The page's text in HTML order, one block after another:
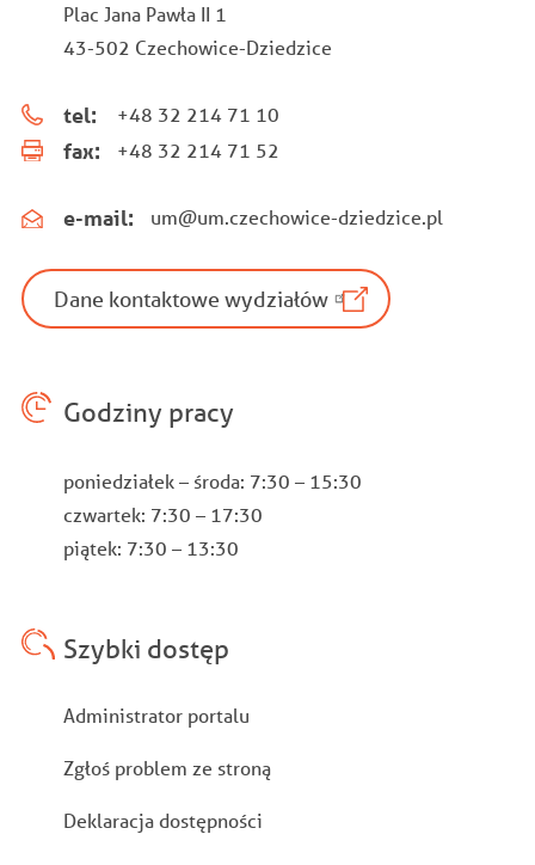
Plac Jana Pawła II 1
43-502 Czechowice-Dziedzice
tel: +48 32 214 71 10
fax: +48 32 214 71 52
e-mail: um@um.czechowice-dziedzice.pl
Dane kontaktowe wydziałów
Godziny pracy
poniedziałek – środa: 7:30 – 15:30
czwartek: 7:30 – 17:30
piątek: 7:30 – 13:30
Szybki dostęp
Stopka
Administrator portalu
Zgłoś problem ze stroną
Deklaracja dostępności